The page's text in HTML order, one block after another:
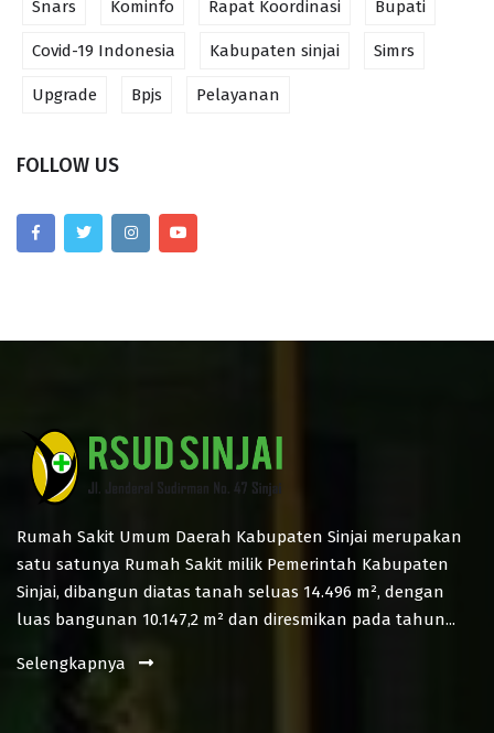
Snars Kominfo Rapat Koordinasi Bupati
Covid-19 Indonesia Kabupaten sinjai Simrs
Upgrade Bpjs Pelayanan
FOLLOW US
Rumah Sakit Umum Daerah Kabupaten Sinjai merupakan
satu satunya Rumah Sakit milik Pemerintah Kabupaten
Sinjai, dibangun diatas tanah seluas 14.496 m², dengan
luas bangunan 10.147,2 m² dan diresmikan pada tahun...
Selengkapnya